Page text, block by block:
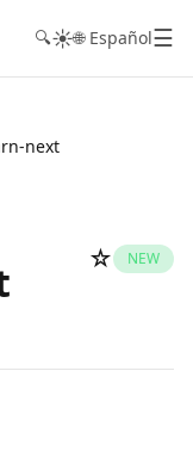
🔍☀️🌐 Español☰
next
☆ NEW